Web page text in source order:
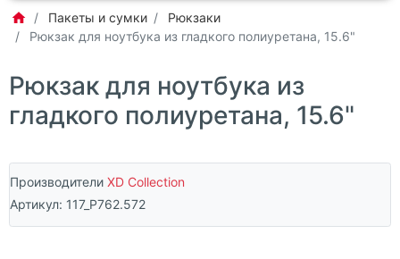
Пакеты и сумки
Рюкзаки
Рюкзак для ноутбука из гладкого полиуретана, 15.6"
Рюкзак для ноутбука из
гладкого полиуретана, 15.6"
Производители XD Collection
Артикул: 117_P762.572